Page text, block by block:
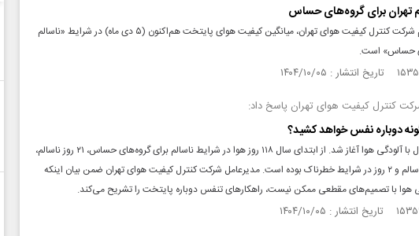
تهران برای گروه‌های حساس
براساس اعلام شرکت کنترل کیفیت هوای تهران، میانگین کیفیت هوای پایتخت هم‌اکنون (۵ دی ماه) در شرایط «ناسالم
حساس» است.
کنترل کیفیت هوای تهران پاسخ داد:
دوباره نفس خواهد کشید؟
زمستان امسال با آلودگی هوا آغاز شد. از ابتدای سال ۱۱۸ روز هوا در شرایط ناسالم برای گروه‌های حساس، ۲۱ روز ناسالم،
۲ روز بسیار ناسالم و ۲ روز در شرایط خطرناک بوده است. مدیرعامل شرکت کنترل کیفیت هوای تهران ضمن بیان اینکه
هوا با تصمیم‌های مقطعی ممکن نیست، راهکار‌های تنفس دوباره پایتخت را تشریح می‌کند.